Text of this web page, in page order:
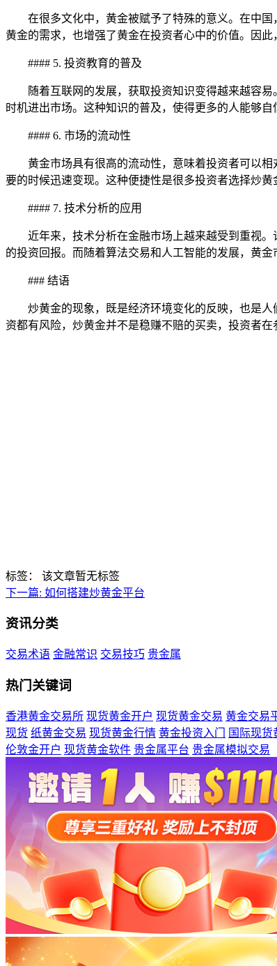
在很多文化中，黄金被赋予了特殊的意义。在中
黄金的需求，也增强了黄金在投资者心中的价值。因
#### 5. 投资教育的普及
随着互联网的发展，获取投资知识变得越来越容
时机进出市场。这种知识的普及，使得更多的人能够
#### 6. 市场的流动性
黄金市场具有很高的流动性，意味着投资者可以
要的时候迅速变现。这种便捷性是很多投资者选择炒黄
#### 7. 技术分析的应用
近年来，技术分析在金融市场上越来越受到重视
的投资回报。而随着算法交易和人工智能的发展，黄金
### 结语
炒黄金的现象，既是经济环境变化的反映，也是
资都有风险，炒黄金并不是稳赚不赔的买卖，投资者
标签：
该文章暂无标签
下一篇: 如何搭建炒黄金平台
资讯分类
交易术语 金融常识 交易技巧 贵金属
热门关键词
香港黄金交易所 现货黄金开户 现货黄金交易 黄金交易
现货 纸黄金交易 现货黄金行情 黄金投资入门 国际现货
伦敦金开户 现货黄金软件 贵金属平台 贵金属模拟交易